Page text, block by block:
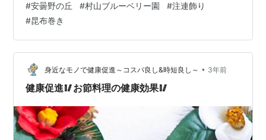
に徹している当園をご利用下さり、楽しんで下さったこ
とに感謝いたします。 お客様の中には、遠くは海外の
方、毎年のように来園される方、今年だけで何回もリピ
ートされ中には７回も来園された方、初めての方でブル
ーベリーの魅力を知っていただいた方、摘んできたブル
ーベリーを囲み笑顔いっぱいのご家族の…
#安曇野の丘 #村山ブルーベリー園 #注連飾り
#昆布巻き
身近なモノで健康促進～コスパ良し&時短良し～ • 3年前
健康促進🥢お節料理の健康効果🥢